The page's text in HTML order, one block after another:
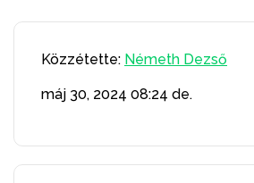
Közzétette: Németh Dezső
máj 30, 2024 08:24 de.